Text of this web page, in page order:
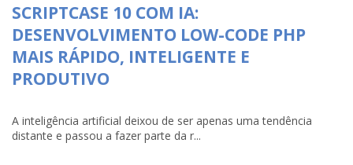
SCRIPTCASE 10 COM IA:
DESENVOLVIMENTO LOW-CODE PHP
MAIS RÁPIDO, INTELIGENTE E
PRODUTIVO
A inteligência artificial deixou de ser apenas uma tendência
distante e passou a fazer parte da r...